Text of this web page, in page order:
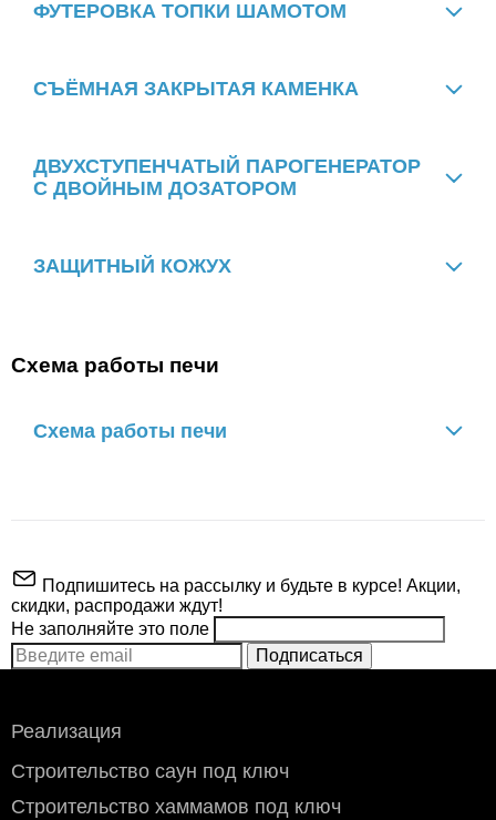
ФУТЕРОВКА ТОПКИ ШАМОТОМ
СЪЁМНАЯ ЗАКРЫТАЯ КАМЕНКА
ДВУХСТУПЕНЧАТЫЙ ПАРОГЕНЕРАТОР
С ДВОЙНЫМ ДОЗАТОРОМ
ЗАЩИТНЫЙ КОЖУХ
Схема работы печи
Схема работы печи
Вес камней
Инструкция для
печи ИзиСтим
соответствия
Подпишитесь на рассылку и будьте в курсе! Акции,
скидки, распродажи ждут!
Не заполняйте это поле
Подписаться
Реализация
Строительство саун под ключ
Строительство хаммамов под ключ